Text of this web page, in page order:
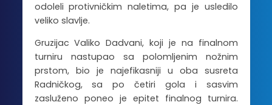
odoleli protivničkim naletima, pa je usledilo
veliko slavlje.
Gruzijac Valiko Dadvani, koji je na finalnom
turniru nastupao sa polomljenim nožnim
prstom, bio je najefikasniji u oba susreta
Radničkog, sa po četiri gola i sasvim
zasluženo poneo je epitet finalnog turnira.